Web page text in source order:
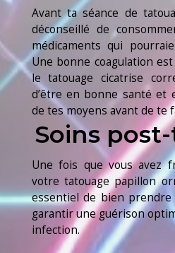
Avant ta séance de
déconseillé de
médicaments qui
Une bonne coagulation
le tatouage cicatrise
d’être en bonne santé et
de tes moyens avant de te
Soins
Une fois que vous avez
votre tatouage papillon
essentiel de bien
garantir une guérison
infection.